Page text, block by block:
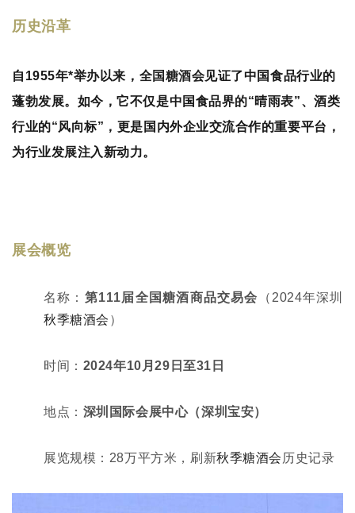
历史沿革
自1955年*举办以来， 全国糖酒会见证了中国食品行业的
蓬勃发展。如今，它不仅是中国食品界的“晴雨表”、酒类
行业的“风向标”，更是国内外企业交流合作的重要平台，
为行业发展注入新动力。
展会概览
名称： 第111届全国糖酒商品交易会
（2024年深圳
秋季糖酒会 ）
时间： 2024年10月29日至31日
地点： 深圳国际会展中心（深圳宝安）
展览规模：28万平方米，刷新秋季糖酒会 历史记录